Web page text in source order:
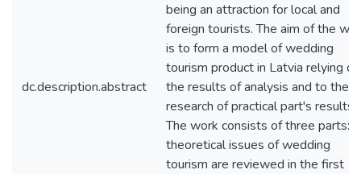
dc.description.abstract
being an attraction for local and
foreign tourists. The aim of the
is to form a model of wedding
tourism product in Latvia relying on
the results of analysis and to the
research of practical part's results..
The work consists of three parts:
theoretical issues of wedding
tourism are reviewed in the first